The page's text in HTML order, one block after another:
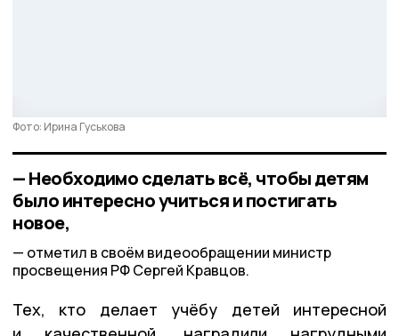
Фото: Ирина Гуськова
— Необходимо сделать всё, чтобы детям
было интересно учиться и постигать
новое,
отметил в своём видеообращении министр
просвещения РФ Сергей Кравцов.
Тех, кто делает учёбу детей интересной